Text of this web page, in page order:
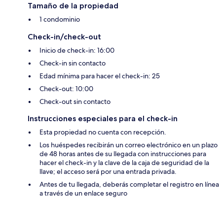
Tamaño de la propiedad
1 condominio
Check-in/check-out
Inicio de check-in: 16:00
Check-in sin contacto
Edad mínima para hacer el check-in: 25
Check-out: 10:00
Check-out sin contacto
Instrucciones especiales para el check-in
Esta propiedad no cuenta con recepción.
Los huéspedes recibirán un correo electrónico en un plazo
de 48 horas antes de su llegada con instrucciones para
hacer el check-in y la clave de la caja de seguridad de la
llave; el acceso será por una entrada privada.
Antes de tu llegada, deberás completar el registro en línea
a través de un enlace seguro